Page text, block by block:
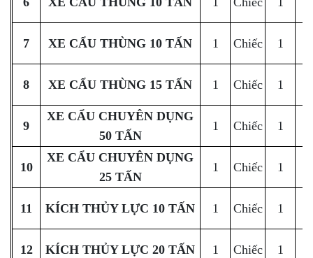
7 XE CẨU THÙNG 10 TẤN 1 Chiếc 1
8 XE CẨU THÙNG 15 TẤN 1 Chiếc 1
9
XE CẨU CHUYÊN DỤNG
50 TẤN
1 Chiếc 1
10
XE CẨU CHUYÊN DỤNG
25 TẤN
1 Chiếc 1
11 KÍCH THỦY LỰC 10 TẤN 1 Chiếc 1
12 KÍCH THỦY LỰC 20 TẤN 1 Chiếc 1